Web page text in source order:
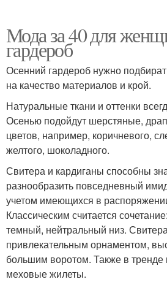
Мода за 40 для
гардероб
Осенний гардероб нужно
на качество материалов и крой.
Натуральные ткани и оттенки
Осенью подойдут шерстяные,
цветов, например, коричневого,
желтого, шоколадного.
Свитера и кардиганы способны
разнообразить повседневный
учетом имеющихся в
Классическим считается
темный, нейтральный низ.
привлекательным орнаментом,
большим воротом. Также в тренде
меховые жилеты.